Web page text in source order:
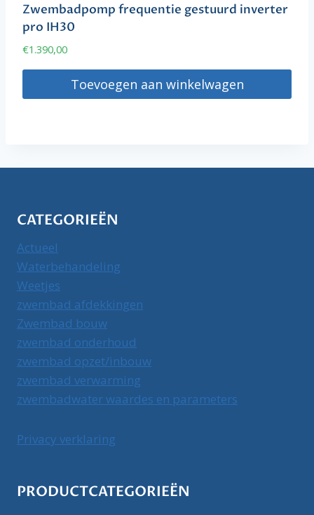
Zwembadpomp frequentie gestuurd inverter
pro IH30
€1.390,00
Toevoegen aan winkelwagen
CATEGORIEËN
Actueel
Waterbehandeling
Weetjes
zwembad afdekkingen
Zwembad bouw
zwembad onderhoud
zwembad opzet/inbouw
zwembad verwarming
zwembadwater waardes en parameters
Privacy verklaring
PRODUCTCATEGORIEËN